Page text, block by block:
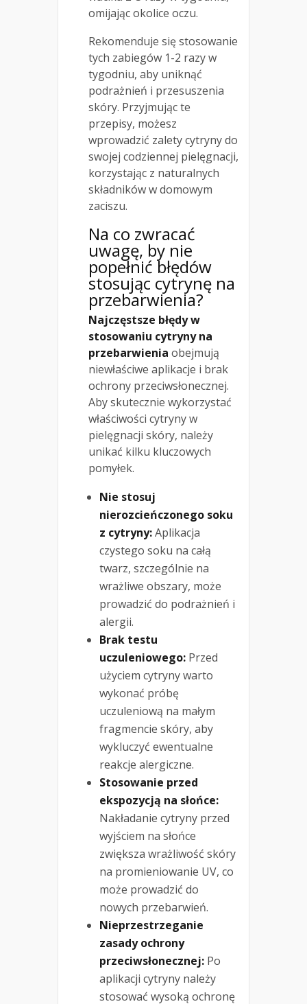
omijając okolice oczu.
Rekomenduje się stosowanie
tych zabiegów 1-2 razy w
tygodniu, aby uniknąć
podrażnień i przesuszenia
skóry. Przyjmując te
przepisy, możesz
wprowadzić zalety cytryny do
swojej codziennej pielęgnacji,
korzystając z naturalnych
składników w domowym
zaciszu.
Na co zwracać
uwagę, by nie
popełnić błędów
stosując cytrynę na
przebarwienia?
Najczęstsze błędy w
stosowaniu cytryny na
przebarwienia obejmują
niewłaściwe aplikacje i brak
ochrony przeciwsłonecznej.
Aby skutecznie wykorzystać
właściwości cytryny w
pielęgnacji skóry, należy
unikać kilku kluczowych
pomyłek.
Nie stosuj
nierozcieńczonego soku
z cytryny:Aplikacja
czystego soku na całą
twarz, szczególnie na
wrażliwe obszary, może
prowadzić do podrażnień i
alergii.
Brak testu
uczuleniowego: Przed
użyciem cytryny warto
wykonać próbę
uczuleniową na małym
fragmencie skóry, aby
wykluczyć ewentualne
reakcje alergiczne.
Stosowanie przed
ekspozycją na słońce:
Nakładanie cytryny przed
wyjściem na słońce
zwiększa wrażliwość skóry
na promieniowanie UV, co
może prowadzić do
nowych przebarwień.
Nieprzestrzeganie
zasady ochrony
przeciwsłonecznej: Po
aplikacji cytryny należy
stosować wysoką ochronę